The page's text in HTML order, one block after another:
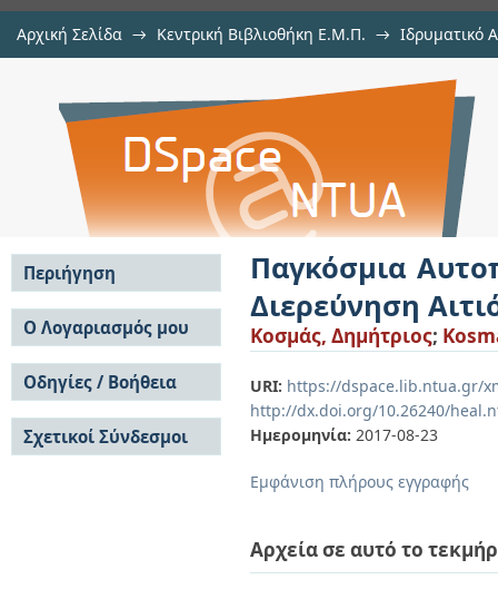
Αρχική Σελίδα → Κεντρική Βιβλιοθήκη Ε.Μ.Π. → Ιδρυματικό
Παγκόσμια Αυτοπαλίνδρομα
Αιτιότητας: το σκιώδες
Παγκόσμια
Διερεύνηση
Κοσμάς, Δημήτριος;
URI: https://dspace.lib.ntua.gr/
http://dx.doi.org/10.26240/
Ημερομηνία: 2017-08-23
Εμφάνιση πλήρους εγγραφής
Αρχεία σε αυτό το
Περιήγηση
Σε όλο το DSpace
Κοινότητες & Συλλογές
Ανά Ημερομηνία
Έκδοσης
Συγγραφείς
Τίτλοι
Θέματα
Ο Λογαριασμός μου
Σύνδεση
Εγγραφή
Οδηγίες / Βοήθεια
Οδηγίες Υποβολής
Οδηγίες Χρήσης ΙΑ
Συχνές Ερωτήσεις
Σχετικοί Σύνδεσμοι